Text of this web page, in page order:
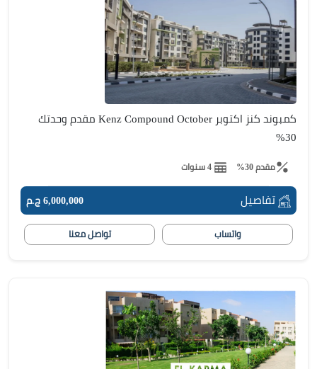
كمبوند كنز اكتوبر Kenz Compound October مقدم وحدتك
30%
مقدم 30% 4 سنوات
تفاصيل 6,000,000 ج.م
واتساب تواصل معنا